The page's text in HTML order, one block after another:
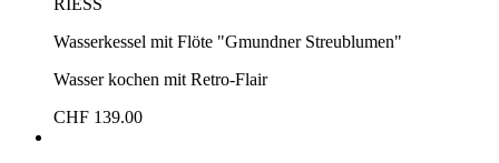
Wasserkessel mit Flöte "Gmundner Streublumen"
Wasser kochen mit Retro-Flair
CHF 139.00